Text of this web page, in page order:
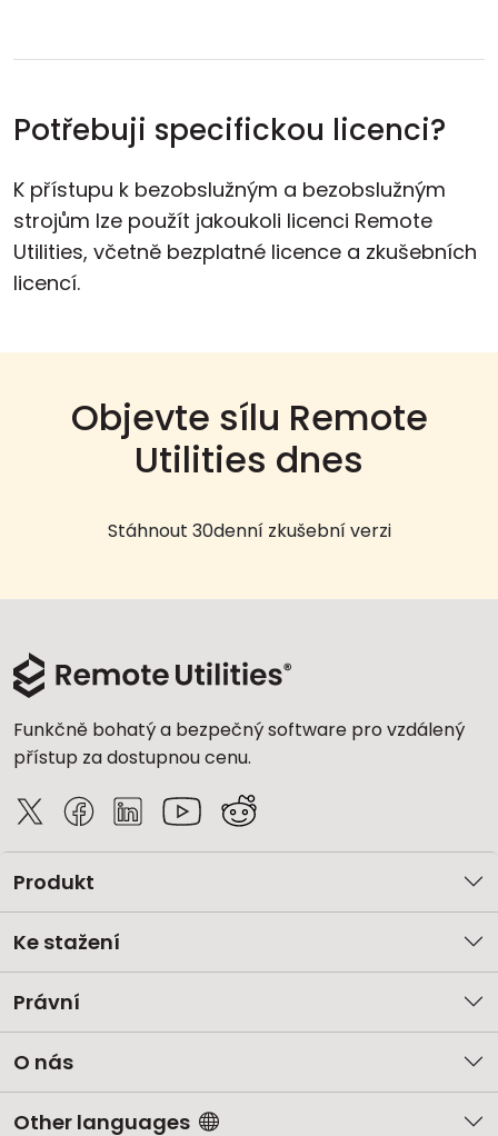
Potřebuji specifickou licenci?
K přístupu k bezobslužným a bezobslužným
strojům lze použít jakoukoli licenci Remote
Utilities, včetně bezplatné licence a zkušebních
licencí.
Objevte sílu Remote
Utilities dnes
Stáhnout 30denní zkušební verzi
Funkčně bohatý a bezpečný software pro vzdálený
přístup za dostupnou cenu.
Produkt
Ke stažení
Právní
O nás
Other languages